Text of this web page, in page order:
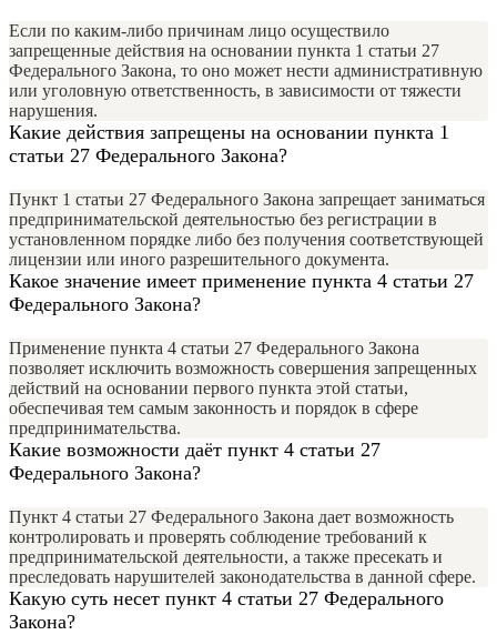
Если по каким-либо причинам лицо осуществило
запрещенные действия на основании пункта 1 статьи 27
Федерального Закона, то оно может нести административную
или уголовную ответственность, в зависимости от тяжести
нарушения.
Какие действия запрещены на основании пункта 1
статьи 27 Федерального Закона?
Пункт 1 статьи 27 Федерального Закона запрещает заниматься
предпринимательской деятельностью без регистрации в
установленном порядке либо без получения соответствующей
лицензии или иного разрешительного документа.
Какое значение имеет применение пункта 4 статьи 27
Федерального Закона?
Применение пункта 4 статьи 27 Федерального Закона
позволяет исключить возможность совершения запрещенных
действий на основании первого пункта этой статьи,
обеспечивая тем самым законность и порядок в сфере
предпринимательства.
Какие возможности даёт пункт 4 статьи 27
Федерального Закона?
Пункт 4 статьи 27 Федерального Закона дает возможность
контролировать и проверять соблюдение требований к
предпринимательской деятельности, а также пресекать и
преследовать нарушителей законодательства в данной сфере.
Какую суть несет пункт 4 статьи 27 Федерального
Закона?